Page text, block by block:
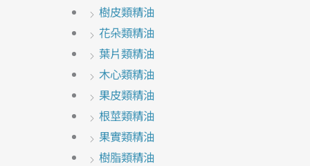
樹皮類精油
花朵類精油
葉片類精油
木心類精油
果皮類精油
根莖類精油
果實類精油
樹脂類精油